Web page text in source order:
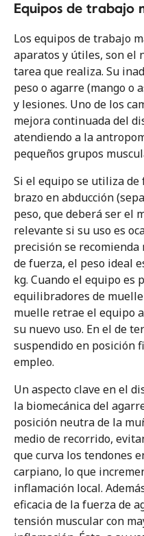
Equipos de trabajo
Los equipos de trabajo
aparatos y útiles, son el
tarea que realiza. Su
peso o agarre (mango o
y lesiones. Uno de los
mejora continuada del
atendiendo a la
pequeños grupos
Si el equipo se utiliza de
brazo en abducción
peso, que deberá ser el
relevante si su uso es
precisión se recomienda
de fuerza, el peso ideal
kg. Cuando el equipo es
equilibradores de
muelle retrae el equipo
su nuevo uso. En el de
suspendido en posición
empleo.
Un aspecto clave en el
la biomecánica del
posición neutra de la
medio de recorrido,
que curva los tendones
carpiano, lo que
inflamación local.
eficacia de la fuerza de
tensión muscular con